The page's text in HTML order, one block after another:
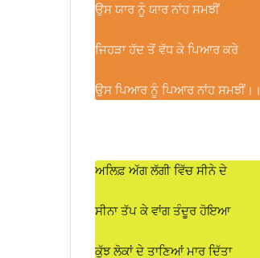
ਉਸ ਯਾਰ ਨੂੰ ਯਾਰ ਨਾਂਹ ਸਮਝੀਂ
ਜਿਹੜਾ ਹੱਦ ਤੋਂ ਵੱਧ ਕੇ ਪਿਆਰ ਕਰੇ
ਉਸ ਪਿਆਰ ਨੂੰ ਪਿਆਰ ਨਾਂਹ ਸਮਝੀਂ।।
ਅਲਿਫ਼ ਅੱਗ ਲੱਗੀ ਵਿੱਚ ਸੀਨੇ ਦੇ
ਸੀਨਾ ਤੱਪ ਕੇ ਵਾਂਗ ਤੰਦੂਰ ਹੋਇਆ
ਕੁੱਝ ਲੋਕਾਂ ਦੇ ਤਾਣਿਆਂ ਮਾਰ ਦਿੱਤਾ